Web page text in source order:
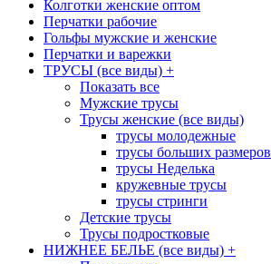
Колготки женские оптом
Перчатки рабочие
Гольфы мужские и женские
Перчатки и варежки
ТРУСЫ (все виды) +
Показать все
Мужские трусы
Трусы женские (все виды)
трусы молодежные
трусы больших размеров
трусы Неделька
кружевные трусы
трусы стринги
Детские трусы
Трусы подростковые
НИЖНЕЕ БЕЛЬЕ (все виды) +